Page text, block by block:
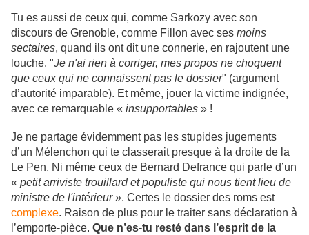
Tu es aussi de ceux qui, comme Sarkozy avec son
discours de Grenoble, comme Fillon avec ses moins
sectaires, quand ils ont dit une connerie, en rajoutent une
louche. "Je n'ai rien à corriger, mes propos ne choquent
que ceux qui ne connaissent pas le dossier" (argument
d’autorité imparable). Et même, jouer la victime indignée,
avec ce remarquable « insupportables » !
Je ne partage évidemment pas les stupides jugements
d’un Mélenchon qui te classerait presque à la droite de la
Le Pen. Ni même ceux de Bernard Defrance qui parle d’un
« petit arriviste trouillard et populiste qui nous tient lieu de
ministre de l'intérieur». Certes le dossier des roms est
complexe. Raison de plus pour le traiter sans déclaration à
l’emporte-pièce. Que n’es-tu resté dans l’esprit de la